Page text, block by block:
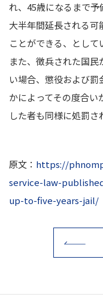
れ、45歳になるまで
大半年間延長される可
ことができる、として
また、徴兵された国
い場合、懲役および
かによってその度合い
した者も同様に処罰さ
原文： https://
service-law-
up-to-five-years-jail/